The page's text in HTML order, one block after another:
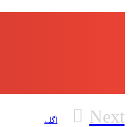
اگلے Next